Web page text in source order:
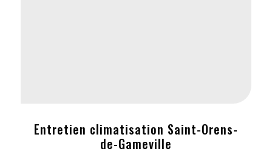
Entretien climatisation Saint-Orens-
de-Gameville